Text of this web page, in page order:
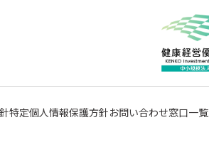
特定個人情報保護方針お問い合わせ窓口一覧